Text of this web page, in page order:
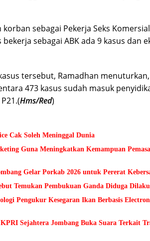
sebagai Pekerja Seks Komersial
sebagai ABK ada 9 kasus dan
tersebut, Ramadhan
473 kasus sudah masuk
Hms/Red)
Cak Soleh Meninggal Dunia
Guna Meningkatkan Kemampuan
Gelar Porkab 2026 untuk Pererat
Temukan Pembukuan Ganda Diduga
Pengukur Kesegaran Ikan Berbasis
Sejahtera Jombang Buka Suara Terkait